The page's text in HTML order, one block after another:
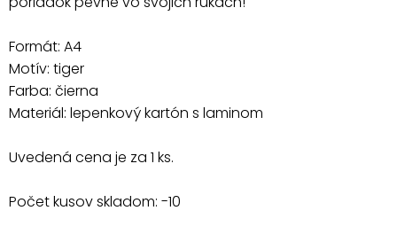
Formát: A4
Motív: tiger
Farba: čierna
Materiál: lepenkový kartón s laminom
Uvedená cena je za 1 ks.
Počet kusov skladom: -10